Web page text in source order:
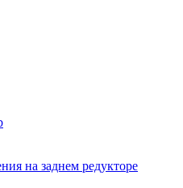
на заднем редукторе